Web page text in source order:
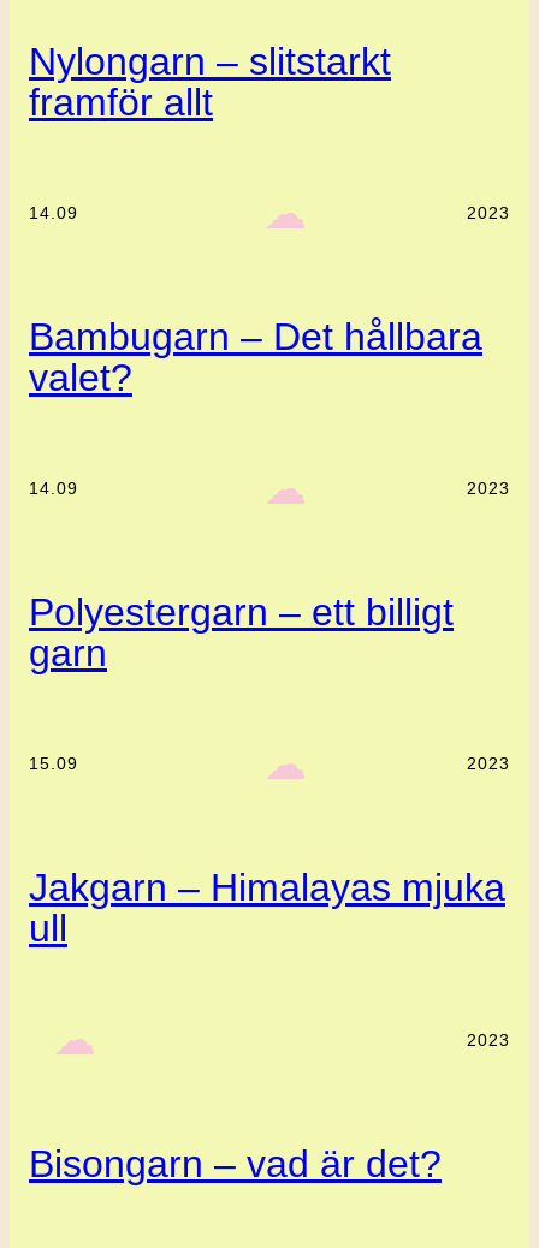
Nylongarn – slitstarkt
framför allt
14.09 ‎ ‎‎ ☁︎‎‎ 2023
Bambugarn – Det hållbara
valet?
14.09 ‎ ‎‎ ☁︎‎‎ 2023
Polyestergarn – ett billigt
garn
15.09 ‎ ‎‎ ☁︎‎‎ 2023
Jakgarn – Himalayas mjuka
ull
‎ ‎‎ ☁︎‎‎ 2023
Bisongarn – vad är det?